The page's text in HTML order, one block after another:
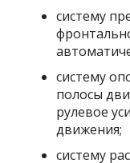
систему
систему
полосы
рулевое
движения;
систему